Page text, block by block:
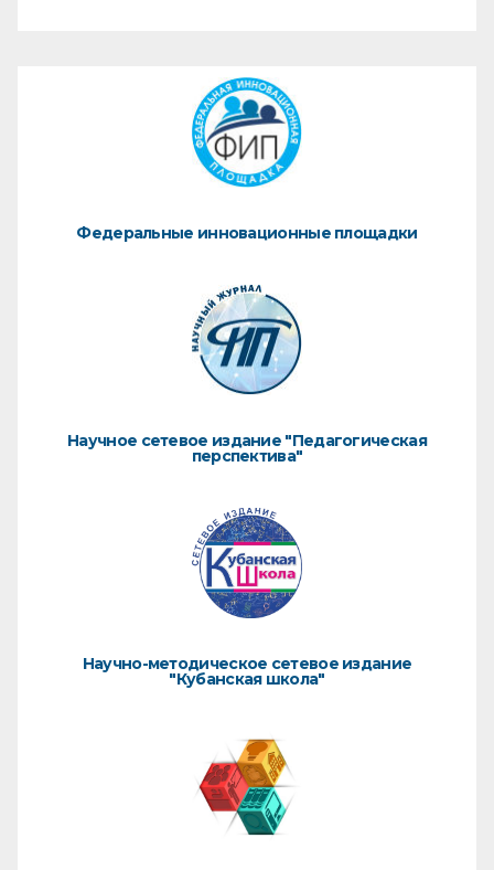
Федеральные инновационные площадки
Научное сетевое издание "Педагогическая
перспектива"
Научно-методическое сетевое издание
"Кубанская школа"